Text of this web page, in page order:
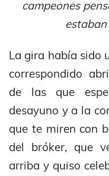
campeones
La gira había sido
correspondido
de las que
desayuno y a la
que te miren con
del bróker, que
arriba y quiso